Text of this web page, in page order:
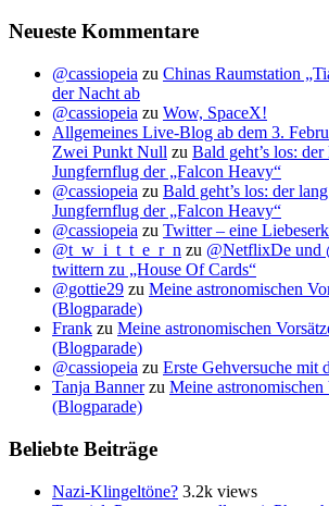
Neueste Kommentare
@cassiopeia zu Chinas Raumstation
der Nacht ab
@cassiopeia zu Wow, SpaceX!
Allgemeines Live-Blog ab dem 3.
Zwei Punkt Null zu Bald geht’s los:
Jungfernflug der „Falcon Heavy“
@cassiopeia zu Bald geht’s los: der
Jungfernflug der „Falcon Heavy“
@cassiopeia zu Twitter – eine
@t_w_i_t_t_e_r_n zu @NetflixDe und
twittern zu „House Of Cards“
@gottie29 zu Meine astronomischen
(Blogparade)
Frank zu Meine astronomischen
(Blogparade)
@cassiopeia zu Erste Gehversuche mit
Tanja Bannerzu Meine
(Blogparade)
Beliebte Beiträge
Nazi-Klingeltöne? 3.2k views